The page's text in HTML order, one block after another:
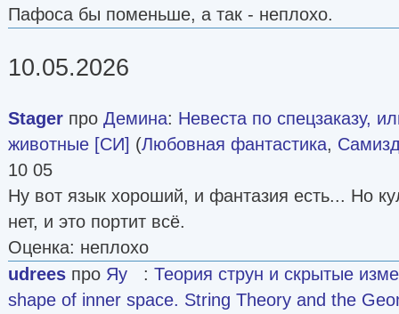
Пафоса бы поменьше, а так - неплохо.
10.05.2026
Stager про Демина: Невеста по спецзаказу,
животные [СИ] (Любовная фантастика,
10 05
Ну вот язык хороший, и фантазия есть... Но
нет, и это портит всё.
Оценка: неплохо
udrees про Яу : Теория струн и скрытые
shape of inner space. String Theory and the